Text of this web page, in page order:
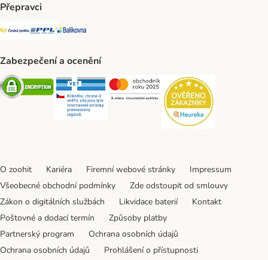
Přepravci
Česká pošta Shipping Method
PPL Shipping Method
Balíkovna Shipping Method
Zabezpečení a ocenění
Security Security Security
O zoohit Kariéra Firemní webové stránky
Impressum
Všeobecné obchodní podmínky
Zde odstoupit od smlouvy
Zákon o digitálních službách
Likvidace baterií
Kontakt
Poštovné a dodací termín
Způsoby platby
Partnerský program
Ochrana osobních údajů
Ochrana osobních údajů
Prohlášení o přístupnosti